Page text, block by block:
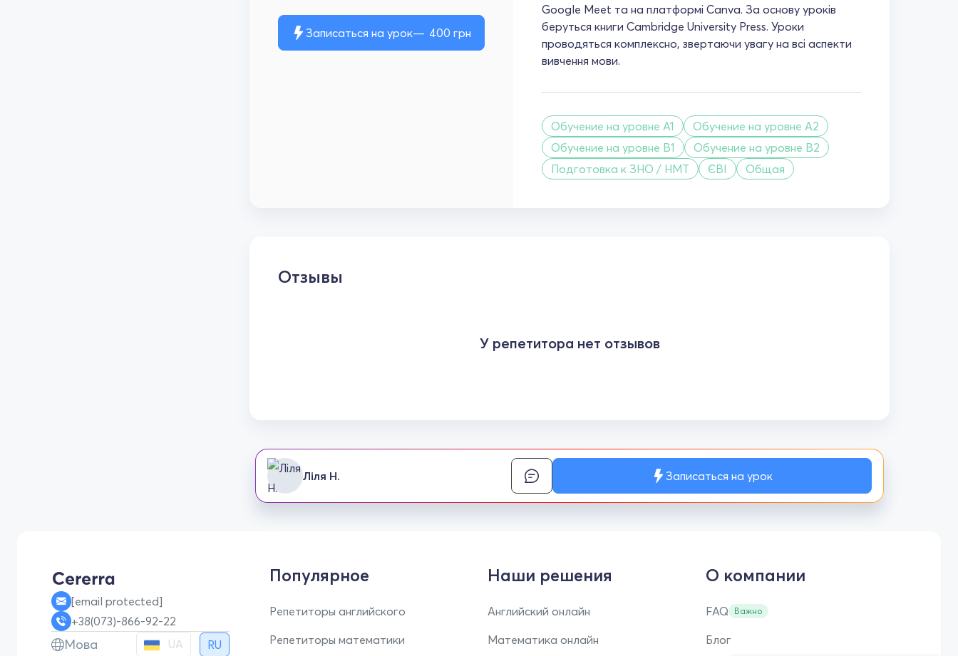
Записаться на урок 400 грн
Google Meet та на платформі Canva. За основу уроків
беруться книги Cambridge University Press. Уроки
проводяться комплексно, звертаючи увагу на всі аспекти
вивчення мови.
Обучение на уровне A1
Обучение на уровне A2
Обучение на уровне B1
Обучение на уровне B2
Подготовка к ЗНО / НМТ
ЄВІ Общая
Отзывы
У репетитора нет отзывов
Ліля Н. Записаться на урок
[email protected]
+38(073)-866-92-22
Мова UA RU
Популярное
Репетиторы английского
Репетиторы математики
Наши решения
Английский онлайн
Математика онлайн
О компании
FAQ Важно
Блог